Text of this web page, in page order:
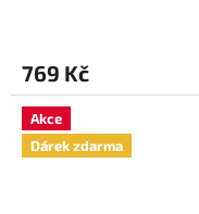
769 Kč
Akce
Dárek zdarma